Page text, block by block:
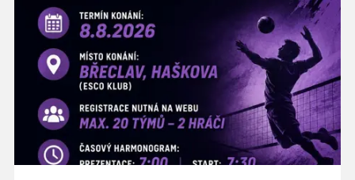
K tanci a poslechu bude hrát DH
Lanžhotčané.
Těšíme se na Vás!